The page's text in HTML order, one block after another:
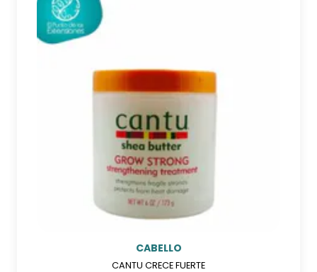
CABELLO
CANTU CRECE FUERTE